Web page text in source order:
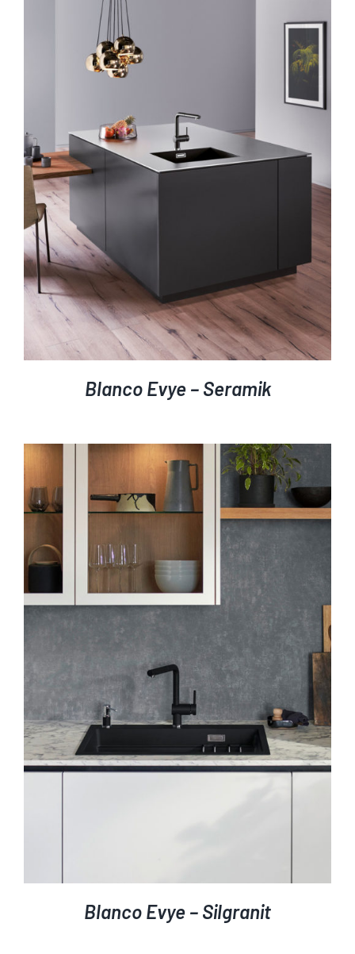
AYRINTILAR
Blanco Evye – Seramik
AYRINTILAR
Blanco Evye – Silgranit